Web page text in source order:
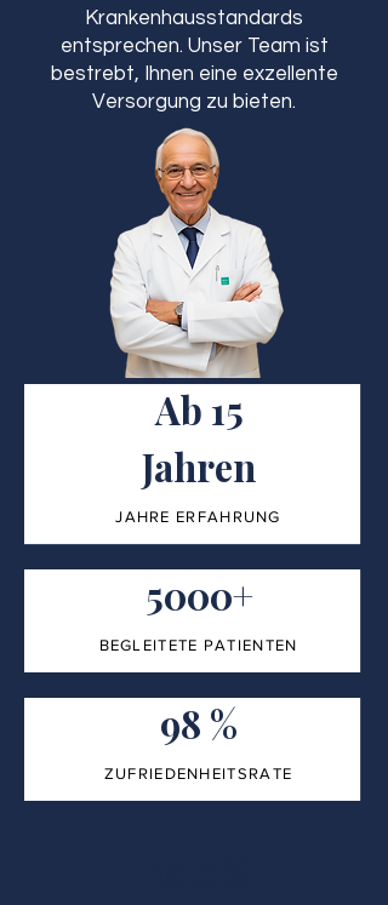
Krankenhausstandards
entsprechen. Unser Team ist
bestrebt, Ihnen eine exzellente
Versorgung zu bieten.
Ab 15
Jahren
JAHRE ERFAHRUNG
5000+
BEGLEITETE PATIENTEN
98 %
ZUFRIEDENHEITSRATE